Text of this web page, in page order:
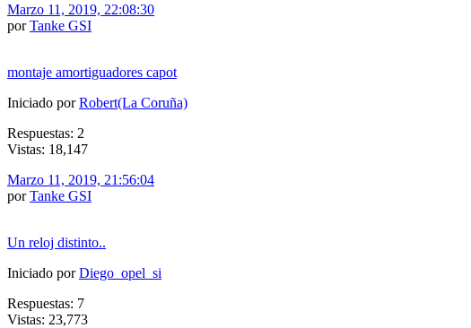
Marzo 11, 2019, 22:08:30
porTanke GSI
montaje amortiguadores capot
Iniciado porRobert(La Coruña)
Respuestas: 2
Vistas: 18,147
Marzo 11, 2019, 21:56:04
porTanke GSI
Un reloj distinto..
Iniciado porDiego_opel_si
Respuestas: 7
Vistas: 23,773